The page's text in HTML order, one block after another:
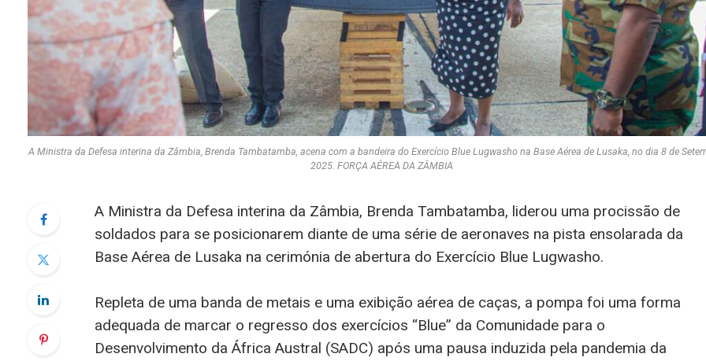
A Ministra da Defesa interina da Zâmbia, Brenda Tambatamba, acena com a bandeira do Exercício Blue Lugwasho na Base Aérea de Lusaka, no dia 8 de
2025. FORÇA AÉREA DA ZÂMBIA
A Ministra da Defesa interina da Zâmbia, Brenda Tambatamba, liderou uma procissão de
soldados para se posicionarem diante de uma série de aeronaves na pista ensolarada da
Base Aérea de Lusaka na cerimónia de abertura do Exercício Blue Lugwasho.
Repleta de uma banda de metais e uma exibição aérea de caças, a pompa foi uma forma
adequada de marcar o regresso dos exercícios “Blue” da Comunidade para o
Desenvolvimento da África Austral (SADC) após uma pausa induzida pela pandemia da